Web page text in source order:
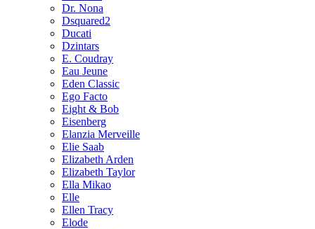
Dr. Nona
Dsquared2
Ducati
Dzintars
E. Coudray
Eau Jeune
Eden Classic
Ego Facto
Eight & Bob
Eisenberg
Elanzia Merveille
Elie Saab
Elizabeth Arden
Elizabeth Taylor
Ella Mikao
Elle
Ellen Tracy
Elode